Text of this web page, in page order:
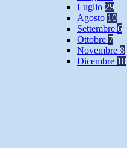
Luglio 29
Agosto 10
Settembre 6
Ottobre 7
Novembre 8
Dicembre 18